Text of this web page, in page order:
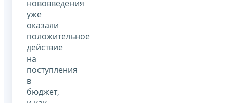
нововведения
уже
оказали
положительное
действие
на
поступления
в
бюджет,